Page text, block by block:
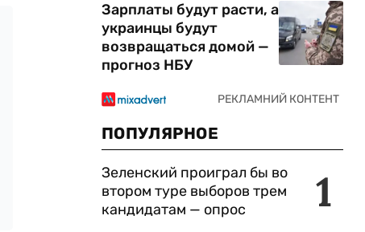
Зарплаты будут расти, а
украинцы будут
возвращаться домой —
прогноз НБУ
ПОПУЛЯРНОЕ
1
Зеленский проиграл бы во
втором туре выборов трем
кандидатам — опрос